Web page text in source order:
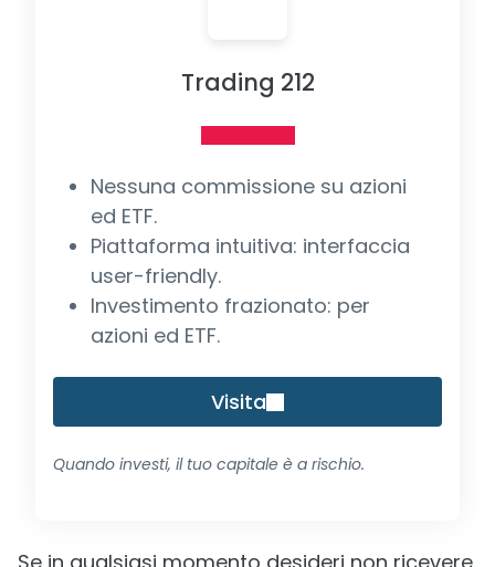
Trading 212
Nessuna commissione su azioni
ed ETF.
Piattaforma intuitiva: interfaccia
user-friendly.
Investimento frazionato: per
azioni ed ETF.
Visita
Quando investi, il tuo capitale è a rischio.